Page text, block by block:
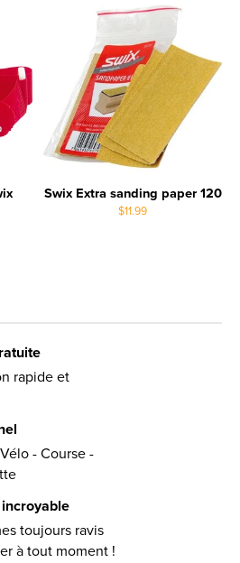
Swix Extra sanding paper 120
$11.99
rapide et
- Course -
toujours ravis
à tout moment !